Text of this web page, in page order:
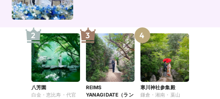
2
八芳園
白金・恵比寿・代官
3
REIMS
YANAGIDATE（ラン
4
寒川神社参集殿
鎌倉・湘南・葉山